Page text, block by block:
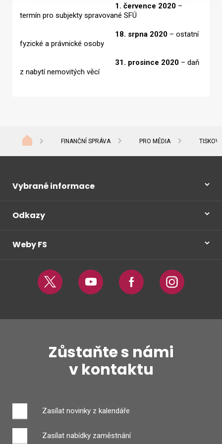
1. července 2020 –
termín pro subjekty spravované SFÚ
18. srpna 2020 – ostatní
fyzické a právnické osoby
31. prosince 2020 – daň
z nabytí nemovitých věcí
FINANČNÍ SPRÁVA PRO MÉDIA
Vybrané informace
Odkazy
Weby FS
Twitter Youtube Facebook Instagram
Zůstaňte s námi
v kontaktu
Zasílat novinky z kalendáře
Zasílat nabídky zaměstnání